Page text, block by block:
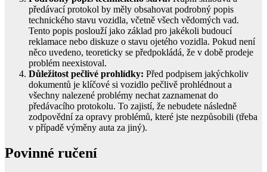
předávací protokol by měly obsahovat podrobný popis
technického stavu vozidla, včetně všech vědomých vad.
Tento popis poslouží jako základ pro jakékoli budoucí
reklamace nebo diskuze o stavu ojetého vozidla. Pokud není
něco uvedeno, teoreticky se předpokládá, že v době prodeje
problém neexistoval.
Důležitost pečlivé prohlídky: Před podpisem jakýchkoliv
dokumentů je klíčové si vozidlo pečlivě prohlédnout a
všechny nalezené problémy nechat zaznamenat do
předávacího protokolu. To zajistí, že nebudete následně
zodpovědní za opravy problémů, které jste nezpůsobili (třeba
v případě výměny auta za jiný).
Povinné ručení